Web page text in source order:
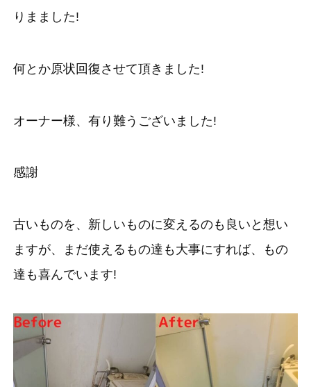
りまました!
何とか原状回復させて頂きました!
オーナー様、有り難うございました!
感謝
古いものを、新しいものに変えるのも良いと想い
ますが、まだ使えるもの達も大事にすれば、もの
達も喜んでいます!